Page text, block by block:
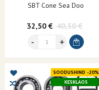
SBT Cone Sea Doo
32,50 € 40,50 €
SOODUSHIND -20%
KESKLAOS